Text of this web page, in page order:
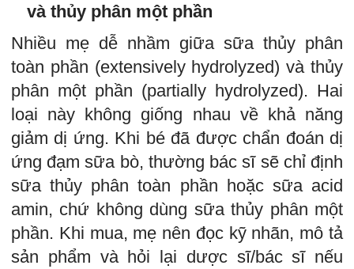
và thủy phân một phần
Nhiều mẹ dễ nhầm giữa sữa thủy phân
toàn phần (extensively hydrolyzed) và thủy
phân một phần (partially hydrolyzed). Hai
loại này không giống nhau về khả năng
giảm dị ứng. Khi bé đã được chẩn đoán dị
ứng đạm sữa bò, thường bác sĩ sẽ chỉ định
sữa thủy phân toàn phần hoặc sữa acid
amin, chứ không dùng sữa thủy phân một
phần. Khi mua, mẹ nên đọc kỹ nhãn, mô tả
sản phẩm và hỏi lại dược sĩ/bác sĩ nếu